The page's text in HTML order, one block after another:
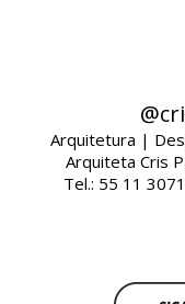
Arquitetura |
Arquiteta Cris
Tel.: 55 11